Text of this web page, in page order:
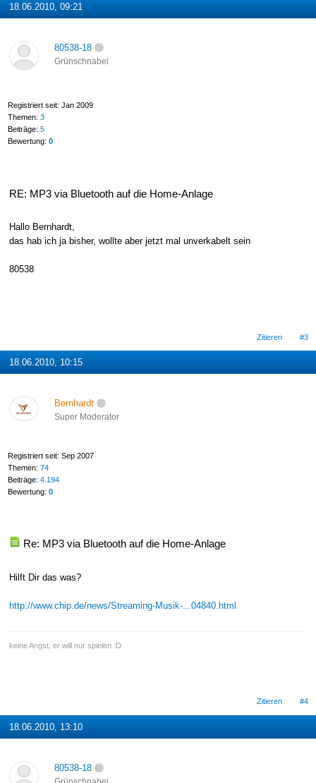
18.06.2010, 09:21
80538-18
Grünschnabel
Registriert seit: Jan 2009
Themen: 3
Beiträge: 5
Bewertung: 0
RE: MP3 via Bluetooth auf die Home-Anlage
Hallo Bernhardt,
das hab ich ja bisher, wollte aber jetzt mal unverkabelt sein
80538
Zitieren #3
18.06.2010, 10:15
Bernhardt
Super Moderator
Registriert seit: Sep 2007
Themen: 74
Beiträge: 4.194
Bewertung: 0
Re: MP3 via Bluetooth auf die Home-Anlage
Hilft Dir das was?
http://www.chip.de/news/Streaming-Musik-...04840.html
keine Angst, er will nur spielen :D
Zitieren #4
18.06.2010, 13:10
80538-18